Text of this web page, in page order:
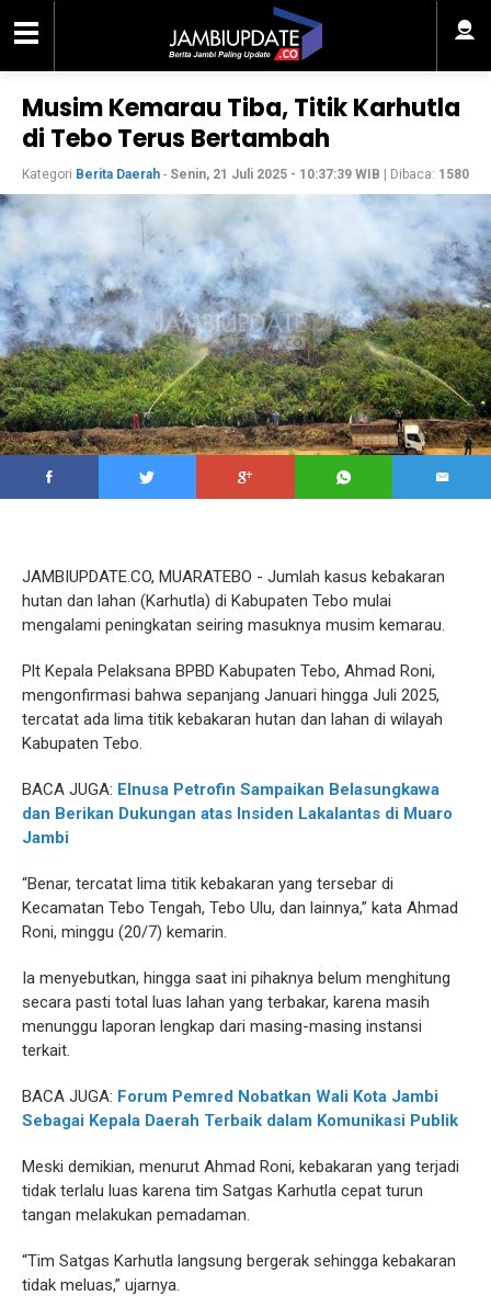
Musim Kemarau Tiba, Titik Karhutla
di Tebo Terus Bertambah
Kategori Berita Daerah - Senin, 21 Juli 2025 - 10:37:39 WIB | Dibaca: 1580
JAMBIUPDATE.CO, MUARATEBO - Jumlah kasus kebakaran
hutan dan lahan (Karhutla) di Kabupaten Tebo mulai
mengalami peningkatan seiring masuknya musim kemarau.
Plt Kepala Pelaksana BPBD Kabupaten Tebo, Ahmad Roni,
mengonfirmasi bahwa sepanjang Januari hingga Juli 2025,
tercatat ada lima titik kebakaran hutan dan lahan di wilayah
Kabupaten Tebo.
BACA JUGA: Elnusa Petrofin Sampaikan Belasungkawa
dan Berikan Dukungan atas Insiden Lakalantas di Muaro
Jambi
“Benar, tercatat lima titik kebakaran yang tersebar di
Kecamatan Tebo Tengah, Tebo Ulu, dan lainnya,” kata Ahmad
Roni, minggu (20/7) kemarin.
Ia menyebutkan, hingga saat ini pihaknya belum menghitung
secara pasti total luas lahan yang terbakar, karena masih
menunggu laporan lengkap dari masing-masing instansi
terkait.
BACA JUGA: Forum Pemred Nobatkan Wali Kota Jambi
Sebagai Kepala Daerah Terbaik dalam Komunikasi Publik
Meski demikian, menurut Ahmad Roni, kebakaran yang terjadi
tidak terlalu luas karena tim Satgas Karhutla cepat turun
tangan melakukan pemadaman.
“Tim Satgas Karhutla langsung bergerak sehingga kebakaran
tidak meluas,” ujarnya.